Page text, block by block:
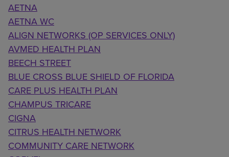
AETNA
AETNA WC
ALIGN NETWORKS (OP SERVICES ONLY)
AVMED HEALTH PLAN
BEECH STREET
BLUE CROSS BLUE SHIELD OF FLORIDA
CARE PLUS HEALTH PLAN
CHAMPUS TRICARE
CIGNA
CITRUS HEALTH NETWORK
COMMUNITY CARE NETWORK